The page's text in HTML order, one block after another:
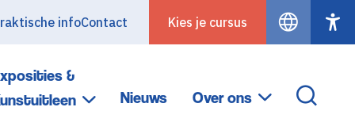
infoContact Kies je cursus
&
Nieuws Over ons